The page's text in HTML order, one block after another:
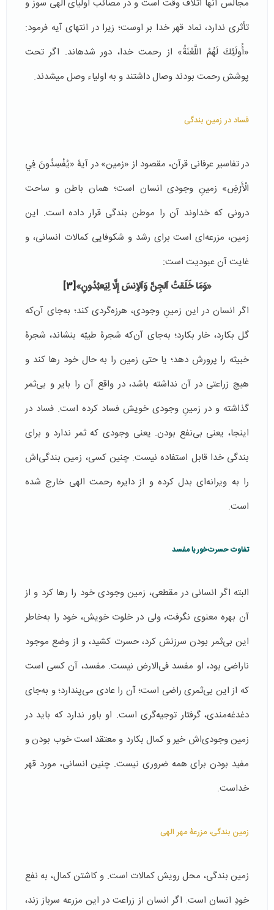
مجالس آن­ها اتلاف وقت است و در مصائب اولیای الهی سوز و
تأثری ندارد، نماد قهر خدا بر اوست؛ زیرا در انتهای آیه فرمود:
«أُولَئِكَ لَهُمُ اللَّعْنَةُ» از رحمت خدا، دور شده­اند. اگر تحت
پوشش رحمت بودند وصال داشتند و به اولیاء وصل می­شدند.
فساد در زمین بندگی
در تفاسیر عرفانی قرآن، مقصود از «زمین» در آیۀ «يُفْسِدُونَ فِي
الْأَرْضِ» زمینِ وجودی انسان است؛ همان باطن و ساحت
درونی که خداوند آن را موطن بندگی قرار داده است. این
زمین، مزرعه‌ای است برای رشد و شکوفایی کمالات انسانی، و
غایت آن عبودیت است:
«وَمَا خَلَقتُ ٱلجِنَّ وَٱلإِنسَ إِلَّا لِيَعبُدُونِ»
[3]
اگر انسان در این زمینِ وجودی، هرزه‌گردی کند؛ به‌جای آن‌که
گل بکارد، خار بکارد؛ به‌جای آن‌که شجرۀ طیبّه بنشاند، شجرۀ
خبیثه را پرورش دهد؛ یا حتی زمین را به حال خود رها کند و
هیچ زراعتی در آن نداشته باشد، در واقع آن را بایر و بی‌ثمر
گذاشته و در زمینِ وجودی خویش فساد کرده است. فساد در
اینجا، یعنی بی‌نفع بودن. یعنی وجودی که ثمر ندارد و برای
بندگی خدا قابل استفاده نیست. چنین کسی، زمین بندگی‌اش
را به ویرانه‌ای بدل کرده و از دایره رحمت الهی خارج شده
است.
تفاوت حسرت‌خور با مفسد
البته اگر انسانی در مقطعی، زمین وجودی خود را رها کرد و از
آن بهره معنوی نگرفت، ولی در خلوت خویش، خود را به‌خاطر
این بی‌ثمر بودن سرزنش کرد، حسرت کشید، و از وضع موجود
ناراضی بود، او مفسد فی‌الارض نیست. مفسد، آن کسی است
که از این بی‌ثمری راضی است؛ آن را عادی می‌پندارد؛ و به‌جای
دغدغه‌مندی، گرفتار توجیه‌گری است. او باور ندارد که باید در
زمین وجودی‌اش خیر و کمال بکارد و معتقد است خوب بودن و
مفید بودن برای همه ضروری نیست. چنین انسانی، مورد قهر
خداست.
زمین بندگی، مزرعۀ مهر الهی
زمین بندگی، محل رویش کمالات است. و کاشتن کمال، به نفع
خودِ انسان است. اگر انسان از زراعت در این مزرعه سرباز زند،